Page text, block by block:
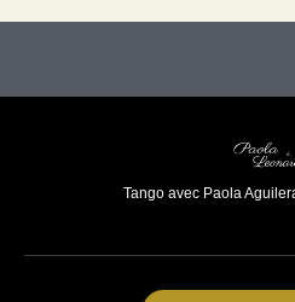
Tango avec Paola